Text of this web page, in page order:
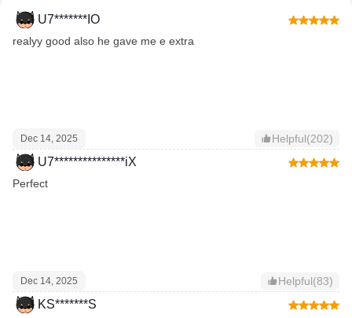
U7*******IO
realyy good also he gave me e extra
Dec 14, 2025 Helpful(202)
U7***************iX
Perfect
Dec 14, 2025 Helpful(83)
KS*******S